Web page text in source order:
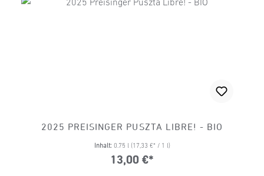
2025 PREISINGER PUSZTA LIBRE! - BIO
Inhalt: 0.75 l (17,33 €* / 1 l)
13,00 €*